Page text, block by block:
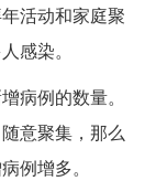
活动和家庭聚
感染。
病例的数量。
意聚集，那么
例增多。